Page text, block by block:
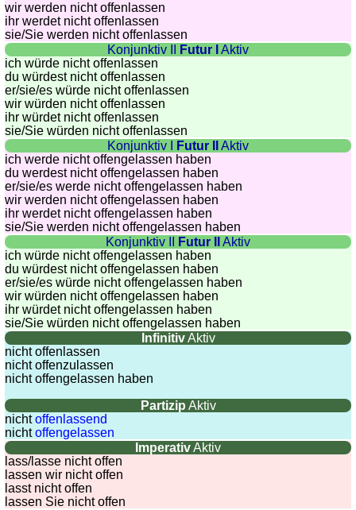
Puzzle
Quiz
animaux
Trouvez
les
différences
wir werden nicht offenlassen
ihr werdet nicht offenlassen
sie/Sie werden nicht offenlassen
Konjunktiv II
Futur I
Aktiv
ich würde nicht offenlassen
du würdest nicht offenlassen
er/sie/es würde nicht offenlassen
wir würden nicht offenlassen
ihr würdet nicht offenlassen
sie/Sie würden nicht offenlassen
Konjunktiv I
Futur II
Aktiv
ich werde nicht offengelassen haben
du werdest nicht offengelassen haben
er/sie/es werde nicht offengelassen haben
wir werden nicht offengelassen haben
ihr werdet nicht offengelassen haben
sie/Sie werden nicht offengelassen haben
Konjunktiv II
Futur II
Aktiv
ich würde nicht offengelassen haben
du würdest nicht offengelassen haben
er/sie/es würde nicht offengelassen haben
wir würden nicht offengelassen haben
ihr würdet nicht offengelassen haben
sie/Sie würden nicht offengelassen haben
InfinitivAktiv
nicht offenlassen
nicht offenzulassen
nicht offengelassen haben
Partizip Aktiv
nichtoffenlassend
nichtoffengelassen
ImperativAktiv
lass/lasse nicht offen
lassen wir nicht offen
lasst nicht offen
lassen Sie nicht offen